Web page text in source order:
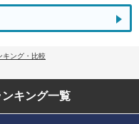
キング・比較
ンキング一覧